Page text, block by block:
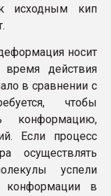
исходным кип
носит
время действия
в сравнении с
чтобы
конформацию,
Если процесс
осуществлять
успели
конформации в